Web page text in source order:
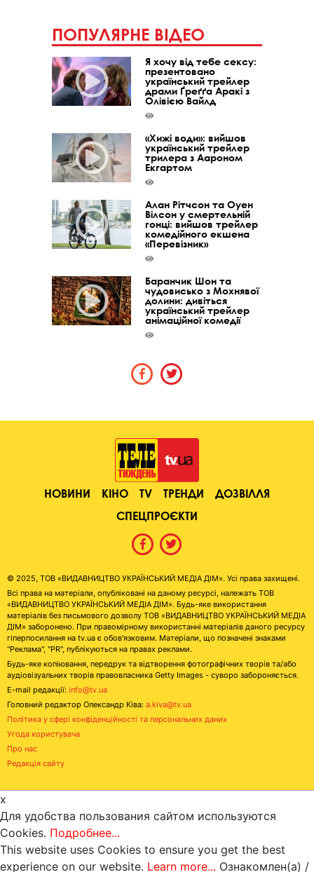
ПОПУЛЯРНЕ ВІДЕО
Я хочу від тебе сексу:
презентовано
український трейлер
драми Ґреґґа Аракі з
Олівією Вайлд
«Хижі води»: вийшов
український трейлер
трилера з Аароном
Екгартом
Алан Рітчсон та Оуен
Вілсон у смертельній
гонці: вийшов трейлер
комедійного екшена
«Перевізник»
Баранчик Шон та
чудовисько з Мохнявої
долини: дивіться
український трейлер
анімаційної комедії
НОВИНИ КІНО TV ТРЕНДИ
ДОЗВІЛЛЯ
СПЕЦПРОЄКТИ
© 2025, ТОВ «ВИДАВНИЦТВО УКРАЇНСЬКИЙ МЕДІА ДІМ». Усі права захищені.
Всі права на матеріали, опубліковані на даному ресурсі, належать ТОВ
«ВИДАВНИЦТВО УКРАЇНСЬКИЙ МЕДІА ДІМ». Будь-яке використання
матеріалів без письмового дозволу ТОВ «ВИДАВНИЦТВО УКРАЇНСЬКИЙ МЕДІА
ДІМ» заборонено. При правомірному використанні матеріалів даного ресурсу
гіперпосилання на tv.ua є обов'язковим. Матеріали, що позначені знаками
"Реклама", "PR", публікуються на правах реклами.
Будь-яке копіювання, передрук та відтворення фотографічних творів та/або
аудіовізуальних творів правовласника Getty Images - суворо забороняється.
E-mail редакції: info@tv.ua
Головний редактор Олександр Ківа: a.kiva@tv.ua
Політика у сфері конфіденційності та персональних даних
Угода користувача
Про нас
Редакція сайту
x
Для удобства пользования сайтом используются
Cookies. Подробнее...
This website uses Cookies to ensure you get the best
experience on our website. Learn more... Ознакомлен(а) /